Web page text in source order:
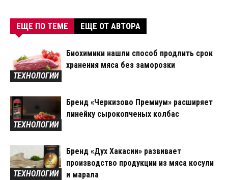
ЕЩЕ ПО ТЕМЕ ЕЩЕ ОТ АВТОРА
ТЕХНОЛОГИИ
Биохимики нашли способ продлить срок
хранения мяса без заморозки
ТЕХНОЛОГИИ
Бренд «Черкизово Премиум» расширяет
линейку сырокопченых колбас
ТЕХНОЛОГИИ
Бренд «Дух Хакасии» развивает
производство продукции из мяса косули
и марала